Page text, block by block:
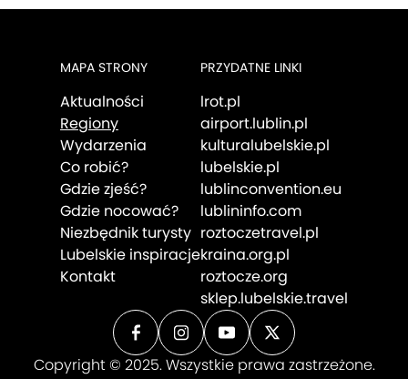
MAPA STRONY
Aktualności
Regiony
Wydarzenia
Co robić?
Gdzie zjeść?
Gdzie nocować?
Niezbędnik turysty
Lubelskie inspiracje
Kontakt
PRZYDATNE LINKI
lrot.pl
airport.lublin.pl
kulturalubelskie.pl
lubelskie.pl
lublinconvention.eu
lublininfo.com
roztoczetravel.pl
kraina.org.pl
roztocze.org
sklep.lubelskie.travel
Copyright © 2025. Wszystkie prawa zastrzeżone.